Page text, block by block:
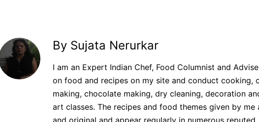
By Sujata Nerurkar
I am an Expert Indian Chef, Food Columnist and
on food and recipes on my site and conduct cooking,
making, chocolate making, dry cleaning, decoration
art classes. The recipes and food themes given by me